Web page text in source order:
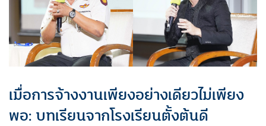
เมื่อการจ้างงานเพียงอย่างเดียวไม่เพียง
พอ: บทเรียนจากโรงเรียนตั้งต้นดี